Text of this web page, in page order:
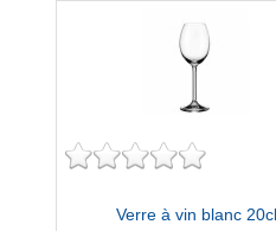
Verre à vin blanc 20cl